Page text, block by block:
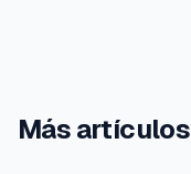
Más artículos